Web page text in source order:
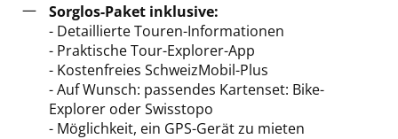
Sorglos-Paket inklusive:
- Detaillierte Touren-Informationen
- Praktische Tour-Explorer-App
- Kostenfreies SchweizMobil-Plus
- Auf Wunsch: passendes Kartenset: Bike-
Explorer oder Swisstopo
- Möglichkeit, ein GPS-Gerät zu mieten